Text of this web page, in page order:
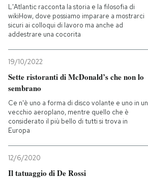
L'Atlantic racconta la storia e la filosofia di
wikiHow, dove possiamo imparare a mostrarci
sicuri ai colloqui di lavoro ma anche ad
addestrare una cocorita
19/10/2022
Sette ristoranti di McDonald’s che non lo
sembrano
Ce n'è uno a forma di disco volante e uno in un
vecchio aeroplano, mentre quello che è
considerato il più bello di tutti si trova in
Europa
12/6/2020
Il tatuaggio di De Rossi